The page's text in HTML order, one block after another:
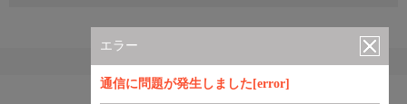
エラー
通信に問題が発生しました[error]